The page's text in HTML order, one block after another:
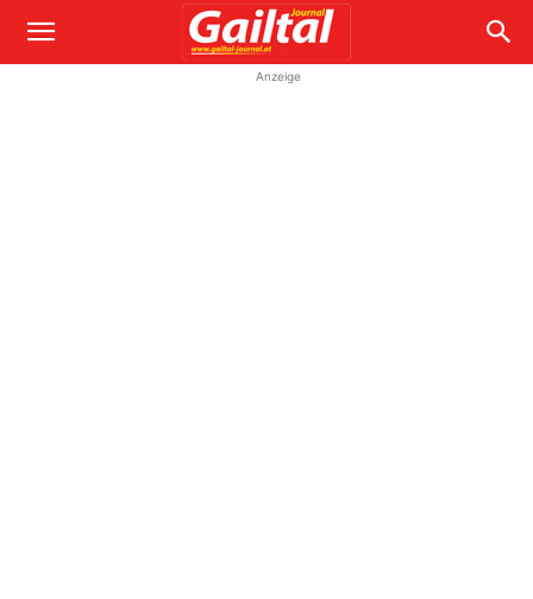
Anzeige